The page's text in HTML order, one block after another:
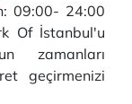
09:00- 24:00
Of İstanbul'u
zamanları
geçirmenizi